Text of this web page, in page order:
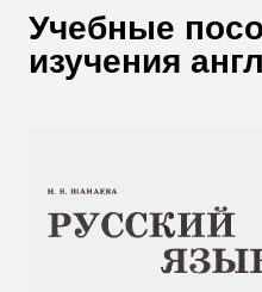
Т
Учебные
изучения